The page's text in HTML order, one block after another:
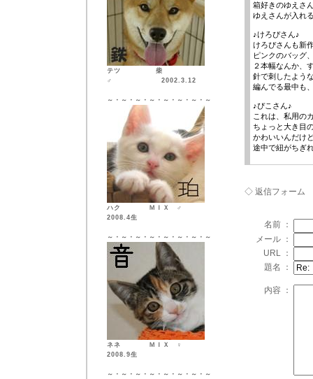
テツ 柴
♂ 2002.3.12
～・～・～・～・～・～・～・～
ハク ＭＩＸ ♂
2008.4生
～・～・～・～・～・～・～・～
ネネ ＭＩＸ ♀
2008.9生
～・～・～・～・～・～・～・～
箱好きのゆえさ
ゆえさんが入れ
♪けろぴさん♪
けろぴさんも新
ピンクのバッグ
２本幅なんか、
針で刺したよう
編んでる最中も
♪ぴこさん♪
これは、私用の
ちょっと大き目
かわいいんだけ
途中で紐がちぎ
◇ 返信フォーム
名前 ：
メール ：
URL ：
題名 ：
内容 ：